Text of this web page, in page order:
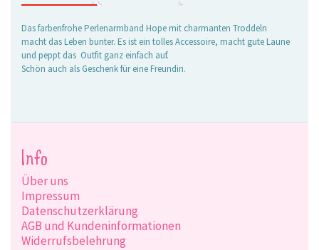
Das farbenfrohe Perlenarmband Hope mit charmanten Troddeln
macht das Leben bunter. Es ist ein tolles Accessoire, macht gute Laune
und peppt das Outfit ganz einfach auf.
Schön auch als Geschenk für eine Freundin.
Info
Über uns
Impressum
Datenschutzerklärung
AGB und Kundeninformationen
Widerrufsbelehrung